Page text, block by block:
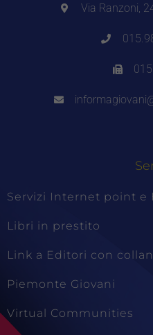
Via Ranzoni,
Servizi Internet point e
Libri in prestito
Link a Editori con
Piemonte Giovani
Virtual Communities